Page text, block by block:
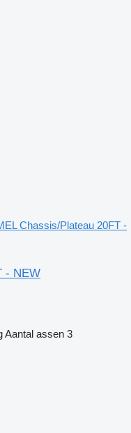
Chassis/Plateau 20FT -
- NEW
Aantal assen 3